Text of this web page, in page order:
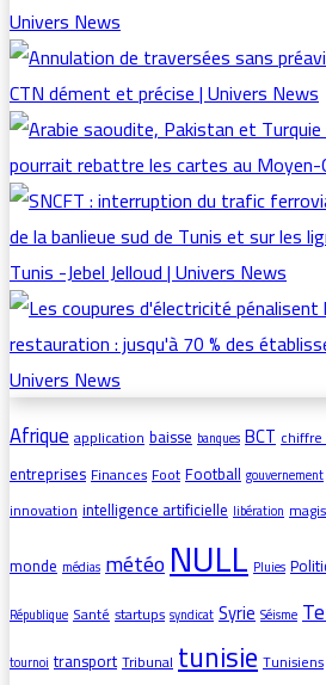
Afriqueapplicationbaisse banques BCTchiffre
entreprisesFinancesFootFootball gouvernement
innovationintelligence artificielle libération
monde médias météoNULL Pluies
République Santéstartups syndicat Syrie Séisme
tournoi transportTribunaltunisieTunisiens